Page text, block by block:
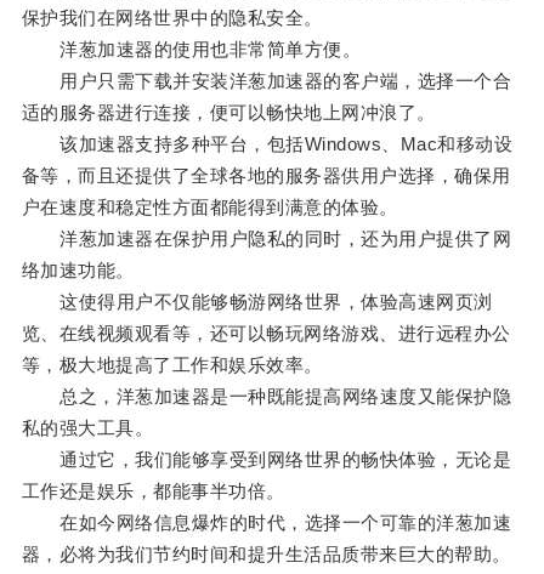
保护我们在网络世界中的隐私安全。
洋葱加速器的使用也非常简单方便。
用户只需下载并安装洋葱加速器的客户端，选择一个合
适的服务器进行连接，便可以畅快地上网冲浪了。
该加速器支持多种平台，包括Windows、Mac和移动设
备等，而且还提供了全球各地的服务器供用户选择，确保用
户在速度和稳定性方面都能得到满意的体验。
洋葱加速器在保护用户隐私的同时，还为用户提供了网
络加速功能。
这使得用户不仅能够畅游网络世界，体验高速网页浏
览、在线视频观看等，还可以畅玩网络游戏、进行远程办公
等，极大地提高了工作和娱乐效率。
总之，洋葱加速器是一种既能提高网络速度又能保护隐
私的强大工具。
通过它，我们能够享受到网络世界的畅快体验，无论是
工作还是娱乐，都能事半功倍。
在如今网络信息爆炸的时代，选择一个可靠的洋葱加速
器，必将为我们节约时间和提升生活品质带来巨大的帮助。